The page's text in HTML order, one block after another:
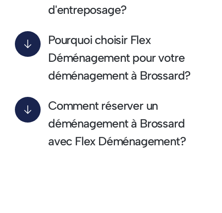
d'entreposage?
Pourquoi choisir Flex
Déménagement pour votre
déménagement à Brossard?
Comment réserver un
déménagement à Brossard
avec Flex Déménagement?